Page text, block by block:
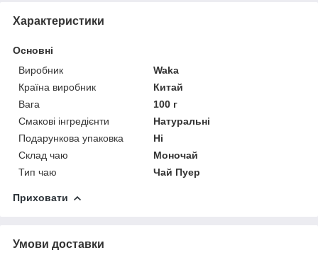
Характеристики
Основні
Виробник
Waka
Країна виробник
Китай
Вага
100 г
Смакові інгредієнти
Натуральні
Подарункова упаковка
Ні
Склад чаю
Моночай
Тип чаю
Чай Пуер
Приховати
Умови доставки